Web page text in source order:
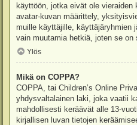
käyttöön, jotka eivät ole vieraiden
avatar-kuvan määrittely,
muille käyttäjille, käyttäjäryhmien
vain muutamia hetkiä, joten se on
Ylös
Mikä on COPPA?
COPPA, tai Children’s Online
yhdysvaltalainen laki, joka vaatii
mahdollisesti keräävät alle 13-
kirjallisen luvan tietojen